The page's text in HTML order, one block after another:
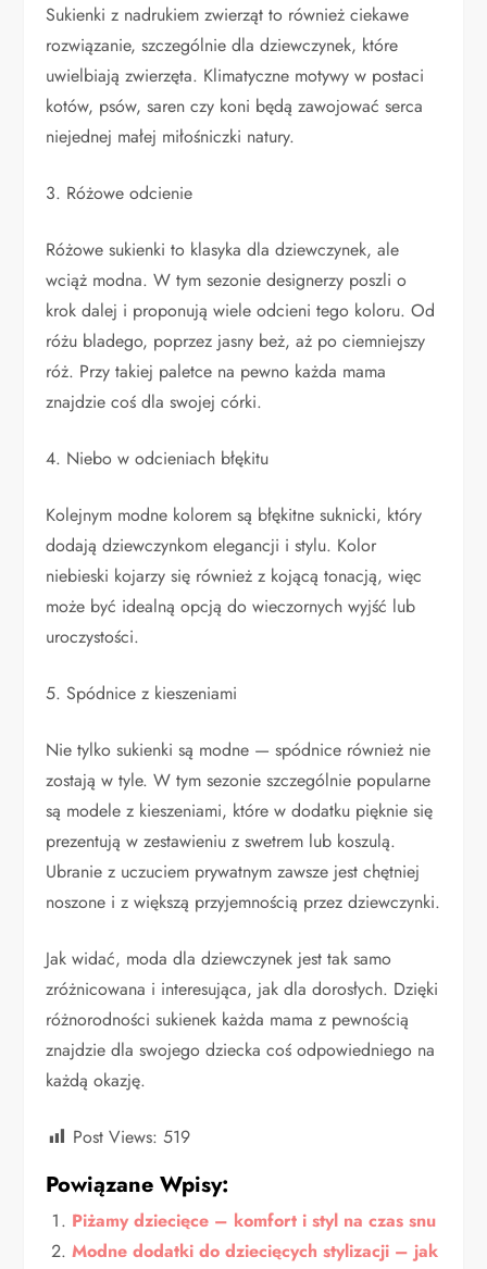
Sukienki z nadrukiem zwierząt to również ciekawe
rozwiązanie, szczególnie dla dziewczynek, które
uwielbiają zwierzęta. Klimatyczne motywy w postaci
kotów, psów, saren czy koni będą zawojować serca
niejednej małej miłośniczki natury.
3. Różowe odcienie
Różowe sukienki to klasyka dla dziewczynek, ale
wciąż modna. W tym sezonie designerzy poszli o
krok dalej i proponują wiele odcieni tego koloru. Od
różu bladego, poprzez jasny beż, aż po ciemniejszy
róż. Przy takiej paletce na pewno każda mama
znajdzie coś dla swojej córki.
4. Niebo w odcieniach błękitu
Kolejnym modne kolorem są błękitne suknicki, który
dodają dziewczynkom elegancji i stylu. Kolor
niebieski kojarzy się również z kojącą tonacją, więc
może być idealną opcją do wieczornych wyjść lub
uroczystości.
5. Spódnice z kieszeniami
Nie tylko sukienki są modne — spódnice również nie
zostają w tyle. W tym sezonie szczególnie popularne
są modele z kieszeniami, które w dodatku pięknie się
prezentują w zestawieniu z swetrem lub koszulą.
Ubranie z uczuciem prywatnym zawsze jest chętniej
noszone i z większą przyjemnością przez dziewczynki.
Jak widać, moda dla dziewczynek jest tak samo
zróżnicowana i interesująca, jak dla dorosłych. Dzięki
różnorodności sukienek każda mama z pewnością
znajdzie dla swojego dziecka coś odpowiedniego na
każdą okazję.
Post Views: 519
Powiązane Wpisy:
Piżamy dziecięce – komfort i styl na czas snu
Modne dodatki do dziecięcych stylizacji – jak